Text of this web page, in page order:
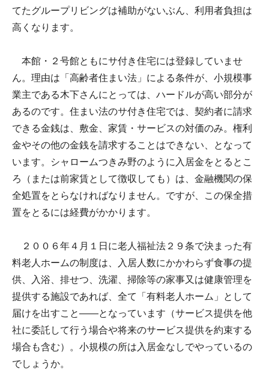
てたグループリビングは補助がないぶん、利用者負担は
高くなります。
本館・２号館ともにサ付き住宅には登録していませ
ん。理由は「高齢者住まい法」による条件が、小規模事
業主である木下さんにとっては、ハードルが高い部分が
あるのです。住まい法のサ付き住宅では、契約者に請求
できる金銭は、敷金、家賃・サービスの対価のみ。権利
金やその他の金銭を請求することはできない、となって
います。シャロームつきみ野のように入居金をとるとこ
ろ（または前家賃として徴収しても）は、金融機関の保
全処置をとらなければなりません。ですが、この保全措
置をとるには経費がかかります。
２００６年４月１日に老人福祉法２９条で決まった有
料老人ホームの制度は、入居人数にかかわらず食事の提
供、入浴、排せつ、洗濯、掃除等の家事又は健康管理を
提供する施設であれば、全て「有料老人ホーム」として
届けを出すこと――となっています（サービス提供を他
社に委託して行う場合や将来のサービス提供を約束する
場合も含む）。小規模の所は入居金なしでやっているの
でしょうか。